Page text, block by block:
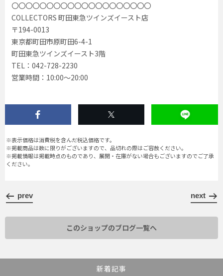
〇〇〇〇〇〇〇〇〇〇〇〇〇〇〇〇〇〇〇〇
COLLECTORS 町田東急ツインズイースト店
〒194-0013
東京都町田市原町田6-4-1
町田東急ツインズイースト3階
TEL：042-728-2230
営業時間：10:00〜20:00
※表示価格は消費税を含んだ税込価格です。
※掲載商品は数に限りがございますので、品切れの際はご容赦ください。
※掲載情報は掲載時点のものであり、展開・在庫がない場合もございますのでご了承
ください。
prev next
このショップのブログ一覧へ
新着記事